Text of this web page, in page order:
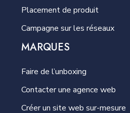
Placement de produit
Campagne sur les réseaux
MARQUES
Faire de l’unboxing
Contacter une agence web
Créer un site web sur-mesure